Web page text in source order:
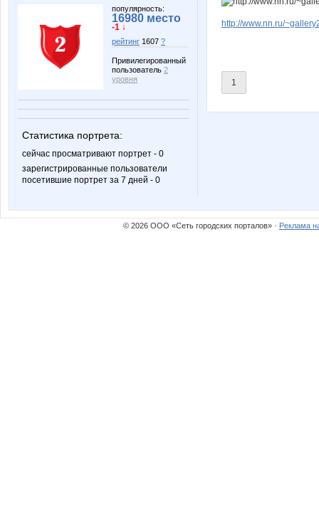
популярность:
16980 место
-1 ↓
рейтинг 1607 ?
Привилегированный
пользователь 2
уровня
Статистика портрета:
сейчас просматривают портрет - 0
зарегистрированные пользователи
посетившие портрет за 7 дней - 0
http://www.nn.ru/
1
© 2026 ООО «Сеть городских порталов» · Реклама